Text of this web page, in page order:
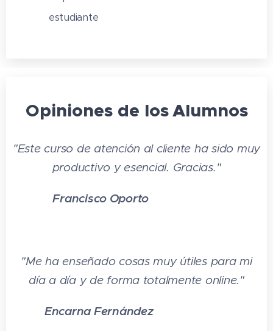
4.5 El periodo de tiempo entre el
pedido y la entrega
4.6 Embalaje y presentación
4.7 Exactitud, compleción y
4.8 Realización de cobros
4.10 Tratamiento de las
reclamaciones
servicio al cliente
estudiante
Opiniones de losAlumnos
"Este curso de atención al cliente ha sido muy
productivo y esencial. Gracias."
Francisco Oporto
"Me ha enseñado cosas muy útiles para mi
día a día y de forma totalmente online."
Encarna Fernández